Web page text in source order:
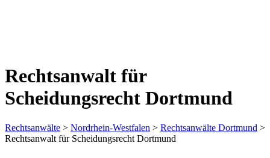
Rechtsanwalt für
Scheidungsrecht Dortmund
Rechtsanwälte > Nordrhein-Westfalen > Rechtsanwälte Dortmund >
Rechtsanwalt für Scheidungsrecht Dortmund